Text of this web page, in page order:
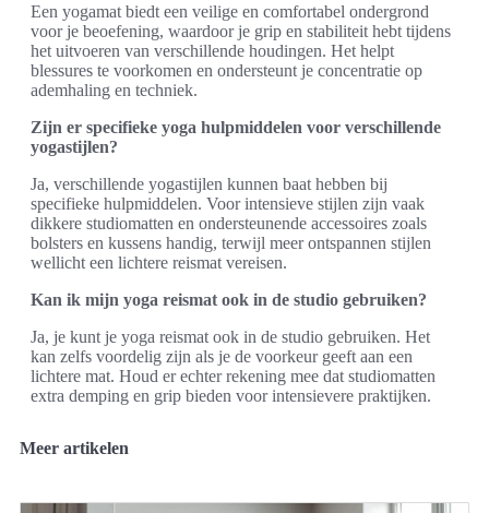
Een yogamat biedt een veilige en comfortabel ondergrond
voor je beoefening, waardoor je grip en stabiliteit hebt tijdens
het uitvoeren van verschillende houdingen. Het helpt
blessures te voorkomen en ondersteunt je concentratie op
ademhaling en techniek.
Zijn er specifieke yoga hulpmiddelen voor verschillende
yogastijlen?
Ja, verschillende yogastijlen kunnen baat hebben bij
specifieke hulpmiddelen. Voor intensieve stijlen zijn vaak
dikkere studiomatten en ondersteunende accessoires zoals
bolsters en kussens handig, terwijl meer ontspannen stijlen
wellicht een lichtere reismat vereisen.
Kan ik mijn yoga reismat ook in de studio gebruiken?
Ja, je kunt je yoga reismat ook in de studio gebruiken. Het
kan zelfs voordelig zijn als je de voorkeur geeft aan een
lichtere mat. Houd er echter rekening mee dat studiomatten
extra demping en grip bieden voor intensievere praktijken.
Meer artikelen